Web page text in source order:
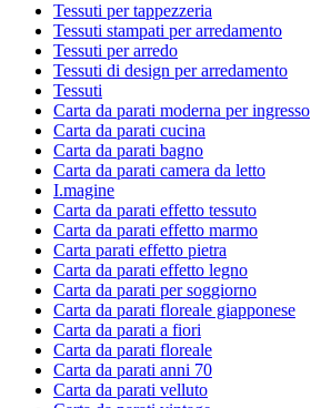
Tessuti per tappezzeria
Tessuti stampati per arredamento
Tessuti per arredo
Tessuti di design per arredamento
Tessuti
Carta da parati moderna per ingresso
Carta da parati cucina
Carta da parati bagno
Carta da parati camera da letto
I.magine
Carta da parati effetto tessuto
Carta da parati effetto marmo
Carta parati effetto pietra
Carta da parati effetto legno
Carta da parati per soggiorno
Carta da parati floreale giapponese
Carta da parati a fiori
Carta da parati floreale
Carta da parati anni 70
Carta da parati velluto